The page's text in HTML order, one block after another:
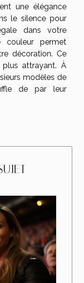
une élégance
le silence pour
dans votre
couleur permet
décoration. Ce
attrayant. À
modèles de
de par leur